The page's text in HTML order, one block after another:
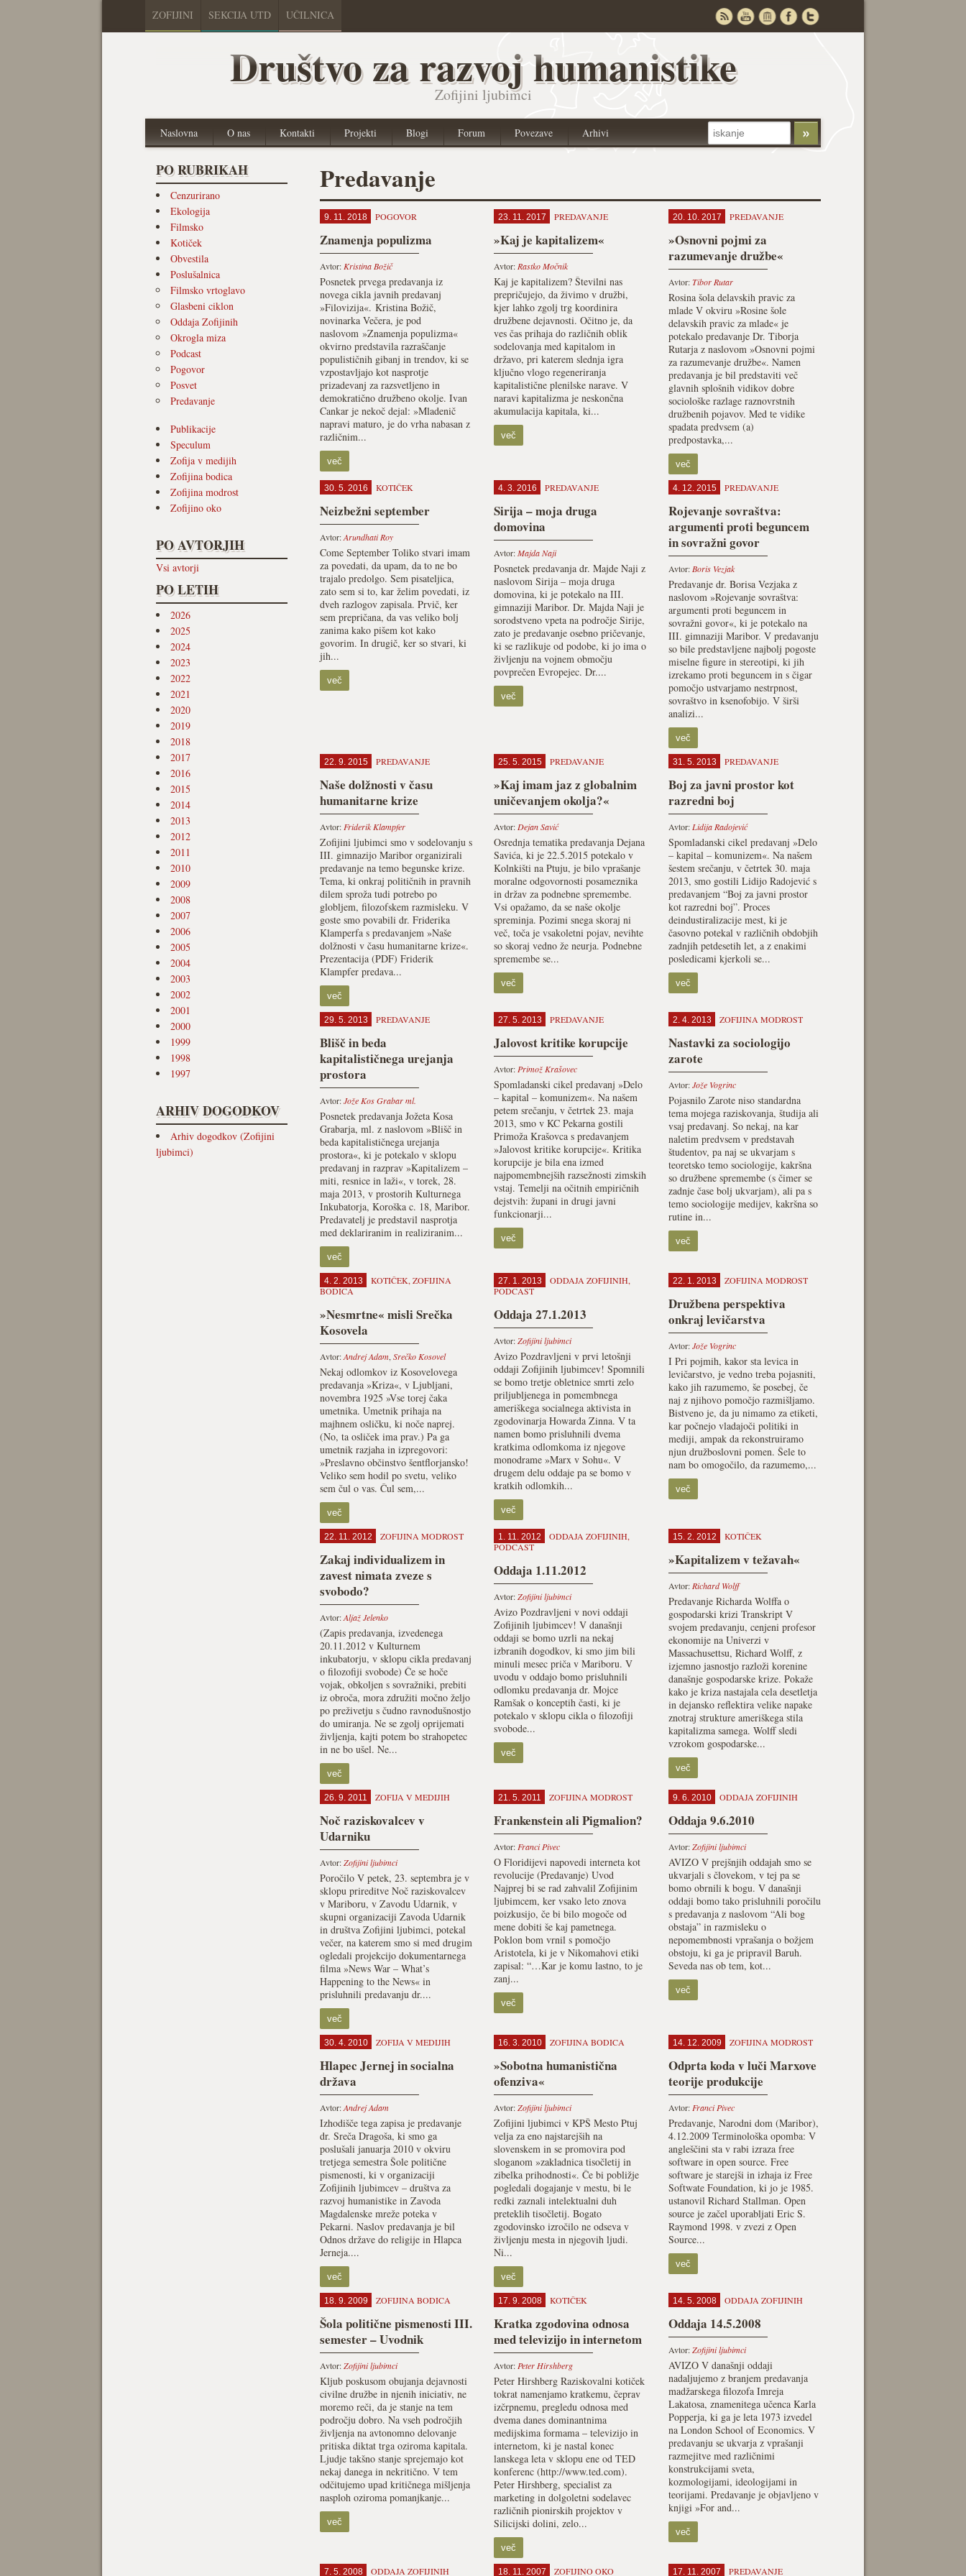
ZOFIJINI SEKCIJA UTD UČILNICA
Društvo za razvoj humanistike
Zofijini ljubimci
Naslovna O nas Kontakti Projekti Blogi Forum Povezave Arhivi
PO RUBRIKAH
Cenzurirano
Ekologija
Filmsko
Kotiček
Obvestila
Poslušalnica
Filmsko vrtoglavo
Glasbeni ciklon
Oddaja Zofijinih
Okrogla miza
Podcast
Pogovor
Posvet
Predavanje
Publikacije
Speculum
Zofija v medijih
Zofijina bodica
Zofijina modrost
Zofijino oko
PO AVTORJIH
Vsi avtorji
PO LETIH
2026
2025
2024
2023
2022
2021
2020
2019
2018
2017
2016
2015
2014
2013
2012
2011
2010
2009
2008
2007
2006
2005
2004
2003
2002
2001
2000
1999
1998
1997
ARHIV DOGODKOV
Arhiv dogodkov (Zofijini
ljubimci)
Predavanje
9. 11. 2018 POGOVOR
Znamenja populizma
Avtor: Kristina Božič
Posnetek prvega predavanja iz
novega cikla javnih predavanj
»Filovizija«. Kristina Božič,
novinarka Večera, je pod
naslovom »Znamenja populizma«
okvirno predstavila razraščanje
populističnih gibanj in trendov, ki se
vzpostavljajo kot nasprotje
prizadevanj za razsvetljeno in
demokratično družbeno okolje. Ivan
Cankar je nekoč dejal: »Mladenič
napravi maturo, je do vrha nabasan z
različnim...
več
23. 11. 2017 PREDAVANJE
»Kaj je kapitalizem«
Avtor: Rastko Močnik
Kaj je kapitalizem? Številni nas
prepričujejo, da živimo v družbi,
kjer lahko zgolj trg koordinira
družbene dejavnosti. Očitno je, da
ves čas prihaja do različnih oblik
sodelovanja med kapitalom in
državo, pri katerem slednja igra
ključno vlogo regeneriranja
kapitalistične plenilske narave. V
naravi kapitalizma je neskončna
akumulacija kapitala, ki...
več
20. 10. 2017 PREDAVANJE
»Osnovni pojmi za
razumevanje družbe«
Avtor:Tibor Rutar
Rosina šola delavskih pravic za
mlade V okviru »Rosine šole
delavskih pravic za mlade« je
potekalo predavanje Dr. Tiborja
Rutarja z naslovom »Osnovni pojmi
za razumevanje družbe«. Namen
predavanja je bil predstaviti več
glavnih splošnih vidikov dobre
sociološke razlage raznovrstnih
družbenih pojavov. Med te vidike
spadata predvsem (a)
predpostavka,...
več
30. 5. 2016 KOTIČEK
Neizbežni september
Avtor:Arundhati Roy
Come September Toliko stvari imam
za povedati, da upam, da to ne bo
trajalo predolgo. Sem pisateljica,
zato sem si to, kar želim povedati, iz
dveh razlogov zapisala. Prvič, ker
sem prepričana, da vas veliko bolj
zanima kako pišem kot kako
govorim. In drugič, ker so stvari, ki
jih...
več
4. 3. 2016 PREDAVANJE
Sirija – moja druga
domovina
Avtor:Majda Naji
Posnetek predavanja dr. Majde Naji z
naslovom Sirija – moja druga
domovina, ki je potekalo na III.
gimnaziji Maribor. Dr. Majda Naji je
sorodstveno vpeta na področje Sirije,
zato je predavanje osebno pričevanje,
ki se razlikuje od podobe, ki jo ima o
življenju na vojnem območju
povprečen Evropejec. Dr....
več
4. 12. 2015 PREDAVANJE
Rojevanje sovraštva:
argumenti proti beguncem
in sovražni govor
Avtor: Boris Vezjak
Predavanje dr. Borisa Vezjaka z
naslovom »Rojevanje sovraštva:
argumenti proti beguncem in
sovražni govor«, ki je potekalo na
III. gimnaziji Maribor. V predavanju
so bile predstavljene najbolj pogoste
miselne figure in stereotipi, ki jih
izrekamo proti beguncem in s čigar
pomočjo ustvarjamo nestrpnost,
sovraštvo in ksenofobijo. V širši
analizi...
več
22. 9. 2015 PREDAVANJE
Naše dolžnosti v času
humanitarne krize
Avtor: Friderik Klampfer
Zofijini ljubimci smo v sodelovanju s
III. gimnazijo Maribor organizirali
predavanje na temo begunske krize.
Tema, ki onkraj političnih in pravnih
dilem sproža tudi potrebo po
globljem, filozofskem razmisleku. V
goste smo povabili dr. Friderika
Klamperfa s predavanjem »Naše
dolžnosti v času humanitarne krize«.
Prezentacija (PDF) Friderik
Klampfer predava...
več
25. 5. 2015 PREDAVANJE
»Kaj imam jaz z globalnim
uničevanjem okolja?«
Avtor: Dejan Savić
Osrednja tematika predavanja Dejana
Savića, ki je 22.5.2015 potekalo v
Kolnkišti na Ptuju, je bilo vprašanje
moralne odgovornosti posameznika
in držav za podnebne spremembe.
Vsi opažamo, da se naše okolje
spreminja. Pozimi snega skoraj ni
več, toča je vsakoletni pojav, nevihte
so skoraj vedno že neurja. Podnebne
spremembe se...
več
31. 5. 2013 PREDAVANJE
Boj za javni prostor kot
razredni boj
Avtor: Lidija Radojević
Spomladanski cikel predavanj »Delo
– kapital – komunizem«. Na našem
šestem srečanju, v četrtek 30. maja
2013, smo gostili Lidijo Radojević s
predavanjem “Boj za javni prostor
kot razredni boj”. Proces
deindustiralizacije mest, ki je
časovno potekal v različnih obdobjih
zadnjih petdesetih let, a z enakimi
posledicami kjerkoli se...
več
29. 5. 2013 PREDAVANJE
Blišč in beda
kapitalističnega urejanja
prostora
Avtor:Jože Kos Grabar ml.
Posnetek predavanja Jožeta Kosa
Grabarja, ml. z naslovom »Blišč in
beda kapitalističnega urejanja
prostora«, ki je potekalo v sklopu
predavanj in razprav »Kapitalizem –
miti, resnice in laži«, v torek, 28.
maja 2013, v prostorih Kulturnega
Inkubatorja, Koroška c. 18, Maribor.
Predavatelj je predstavil nasprotja
med deklariranim in realiziranim...
več
27. 5. 2013 PREDAVANJE
Jalovost kritike korupcije
Avtor: Primož Krašovec
Spomladanski cikel predavanj »Delo
– kapital – komunizem«. Na našem
petem srečanju, v četrtek 23. maja
2013, smo v KC Pekarna gostili
Primoža Krašovca s predavanjem
»Jalovost kritike korupcije«. Kritika
korupcije je bila ena izmed
najpomembnejših razsežnosti zimskih
vstaj. Temelji na očitnih empiričnih
dejstvih: župani in drugi javni
funkcionarji...
več
2. 4. 2013 ZOFIJINA MODROST
Nastavki za sociologijo
zarote
Avtor:Jože Vogrinc
Pojasnilo Zarote niso standardna
tema mojega raziskovanja, študija ali
vsaj predavanj. So nekaj, na kar
naletim predvsem v predstavah
študentov, pa naj se ukvarjam s
teoretsko temo sociologije, kakršna
so družbene spremembe (s čimer se
zadnje čase bolj ukvarjam), ali pa s
temo sociologije medijev, kakršna so
rutine in...
več
4. 2. 2013 KOTIČEK, ZOFIJINA
BODICA
»Nesmrtne« misli Srečka
Kosovela
Avtor:Andrej Adam, Srečko Kosovel
Nekaj odlomkov iz Kosovelovega
predavanja »Kriza«, v Ljubljani,
novembra 1925 »Vse torej čaka
umetnika. Umetnik prihaja na
majhnem osličku, ki noče naprej.
(No, ta osliček ima prav.) Pa ga
umetnik razjaha in izpregovori:
»Preslavno občinstvo šentflorjansko!
Veliko sem hodil po svetu, veliko
sem čul o vas. Čul sem,...
več
27. 1. 2013 ODDAJA ZOFIJINIH,
PODCAST
Oddaja 27.1.2013
Avtor:Zofijini ljubimci
Avizo Pozdravljeni v prvi letošnji
oddaji Zofijinih ljubimcev! Spomnili
se bomo tretje obletnice smrti zelo
priljubljenega in pomembnega
ameriškega socialnega aktivista in
zgodovinarja Howarda Zinna. V ta
namen bomo prisluhnili dvema
kratkima odlomkoma iz njegove
monodrame »Marx v Sohu«. V
drugem delu oddaje pa se bomo v
kratkih odlomkih...
več
22. 1. 2013 ZOFIJINA MODROST
Družbena perspektiva
onkraj levičarstva
Avtor:Jože Vogrinc
I Pri pojmih, kakor sta levica in
levičarstvo, je vedno treba pojasniti,
kako jih razumemo, še posebej, če
naj z njihovo pomočjo razmišljamo.
Bistveno je, da ju nimamo za etiketi,
kar počnejo vladajoči politiki in
mediji, ampak da rekonstruiramo
njun družboslovni pomen. Šele to
nam bo omogočilo, da razumemo,...
več
22. 11. 2012 ZOFIJINA MODROST
Zakaj individualizem in
zavest nimata zveze s
svobodo?
Avtor:Aljaž Jelenko
(Zapis predavanja, izvedenega
20.11.2012 v Kulturnem
inkubatorju, v sklopu cikla predavanj
o filozofiji svobode) Če se hoče
vojak, obkoljen s sovražniki, prebiti
iz obroča, mora združiti močno željo
po preživetju s čudno ravnodušnostjo
do umiranja. Ne se zgolj oprijemati
življenja, kajti potem bo strahopetec
in ne bo ušel. Ne...
več
1. 11. 2012 ODDAJA ZOFIJINIH,
PODCAST
Oddaja 1.11.2012
Avtor:Zofijini ljubimci
Avizo Pozdravljeni v novi oddaji
Zofijinih ljubimcev! V današnji
oddaji se bomo uzrli na nekaj
izbranih dogodkov, ki smo jim bili
minuli mesec priča v Mariboru. V
uvodu v oddajo bomo prisluhnili
odlomku predavanja dr. Mojce
Ramšak o konceptih časti, ki je
potekalo v sklopu cikla o filozofiji
svobode...
več
15. 2. 2012 KOTIČEK
»Kapitalizem v težavah«
Avtor: Richard Wolff
Predavanje Richarda Wolffa o
gospodarski krizi Transkript V
svojem predavanju, cenjeni profesor
ekonomije na Univerzi v
Massachusettsu, Richard Wolff, z
izjemno jasnostjo razloži korenine
današnje gospodarske krize. Pokaže
kako je kriza nastajala cela desetletja
in dejansko reflektira velike napake
znotraj strukture ameriškega stila
kapitalizma samega. Wolff sledi
vzrokom gospodarske...
več
26. 9. 2011 ZOFIJA V MEDIJIH
Noč raziskovalcev v
Udarniku
Avtor:Zofijini ljubimci
Poročilo V petek, 23. septembra je v
sklopu prireditve Noč raziskovalcev
v Mariboru, v Zavodu Udarnik, v
skupni organizaciji Zavoda Udarnik
in društva Zofijini ljubimci, potekal
večer, na katerem smo si med drugim
ogledali projekcijo dokumentarnega
filma »News War – What’s
Happening to the News« in
prisluhnili predavanju dr....
več
21. 5. 2011 ZOFIJINA MODROST
Frankenstein ali Pigmalion?
Avtor: Franci Pivec
O Floridijevi napovedi interneta kot
revolucije (Predavanje) Uvod
Najprej bi se rad zahvalil Zofijinim
ljubimcem, ker vsako leto znova
poizkusijo, če bi bilo mogoče od
mene dobiti še kaj pametnega.
Poklon bom vrnil s pomočjo
Aristotela, ki je v Nikomahovi etiki
zapisal: “…Kar je komu lastno, to je
zanj...
več
9. 6. 2010 ODDAJA ZOFIJINIH
Oddaja 9.6.2010
Avtor:Zofijini ljubimci
AVIZO V prejšnjih oddajah smo se
ukvarjali s človekom, v tej pa se
bomo obrnili k bogu. V današnji
oddaji bomo tako prisluhnili poročilu
s predavanja z naslovom “Ali bog
obstaja” in razmisleku o
nepomembnosti vprašanja o božjem
obstoju, ki ga je pripravil Baruh.
Seveda nas ob tem, kot...
več
30. 4. 2010 ZOFIJA V MEDIJIH
Hlapec Jernej in socialna
država
Avtor:Andrej Adam
Izhodišče tega zapisa je predavanje
dr. Sreča Dragoša, ki smo ga
poslušali januarja 2010 v okviru
tretjega semestra Šole politične
pismenosti, ki v organizaciji
Zofijinih ljubimcev – društva za
razvoj humanistike in Zavoda
Magdalenske mreže poteka v
Pekarni. Naslov predavanja je bil
Odnos države do religije in Hlapca
Jerneja....
več
16. 3. 2010 ZOFIJINA BODICA
»Sobotna humanistična
ofenziva«
Avtor:Zofijini ljubimci
Zofijini ljubimci v KPŠ Mesto Ptuj
velja za eno najstarejših na
slovenskem in se promovira pod
sloganom »zakladnica tisočletij in
zibelka prihodnosti«. Če bi pobližje
pogledali dogajanje v mestu, bi le
redki zaznali intelektualni duh
preteklih tisočletij. Bogato
zgodovinsko izročilo ne odseva v
življenju mesta in njegovih ljudi.
Ni...
več
14. 12. 2009 ZOFIJINA MODROST
Odprta koda v luči Marxove
teorije produkcije
Avtor: Franci Pivec
Predavanje, Narodni dom (Maribor),
4.12.2009 Terminološka opomba: V
angleščini sta v rabi izraza free
software in open source. Free
software je starejši in izhaja iz Free
Softwate Foundation, ki jo je 1985.
ustanovil Richard Stallman. Open
source je začel uporabljati Eric S.
Raymond 1998. v zvezi z Open
Source...
več
18. 9. 2009 ZOFIJINA BODICA
Šola politične pismenosti III.
semester – Uvodnik
Avtor:Zofijini ljubimci
Kljub poskusom obujanja dejavnosti
civilne družbe in njenih iniciativ, ne
moremo reči, da je stanje na tem
področju dobro. Na vseh področjih
življenja na avtonomno delovanje
pritiska diktat trga oziroma kapitala.
Ljudje takšno stanje sprejemajo kot
nekaj danega in nekritično. V tem
odčitujemo upad kritičnega mišljenja
nasploh oziroma pomanjkanje...
več
17. 9. 2008 KOTIČEK
Kratka zgodovina odnosa
med televizijo in internetom
Avtor: Peter Hirshberg
Peter Hirshberg Raziskovalni kotiček
tokrat namenjamo kratkemu, čeprav
izčrpnemu, pregledu odnosa med
dvema danes dominantnima
medijskima formama – televizijo in
internetom, ki je nastal konec
lanskega leta v sklopu ene od TED
konferenc (http://www.ted.com).
Peter Hirshberg, specialist za
marketing in dolgoletni sodelavec
različnih pionirskih projektov v
Silicijski dolini, zelo...
več
14. 5. 2008 ODDAJA ZOFIJINIH
Oddaja 14.5.2008
Avtor:Zofijini ljubimci
AVIZO V današnji oddaji
nadaljujemo z branjem predavanja
madžarskega filozofa Imreja
Lakatosa, znamenitega učenca Karla
Popperja, ki ga je leta 1973 izvedel
na London School of Economics. V
predavanju se ukvarja z vprašanji
razmejitve med različnimi
konstrukcijami sveta,
kozmologijami, ideologijami in
teorijami. Predavanje je objavljeno v
knjigi »For and...
več
7. 5. 2008 ODDAJA ZOFIJINIH 18. 11. 2007 ZOFIJINO OKO 17. 11. 2007 PREDAVANJE